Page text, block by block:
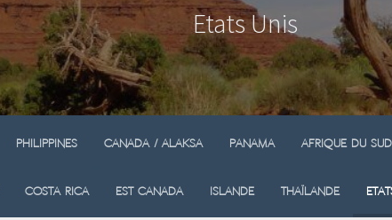
Etats Unis
Philippines Canada / Alaksa Panama Afrique du sud
Costa Rica Est Canada Islande Thaïlande